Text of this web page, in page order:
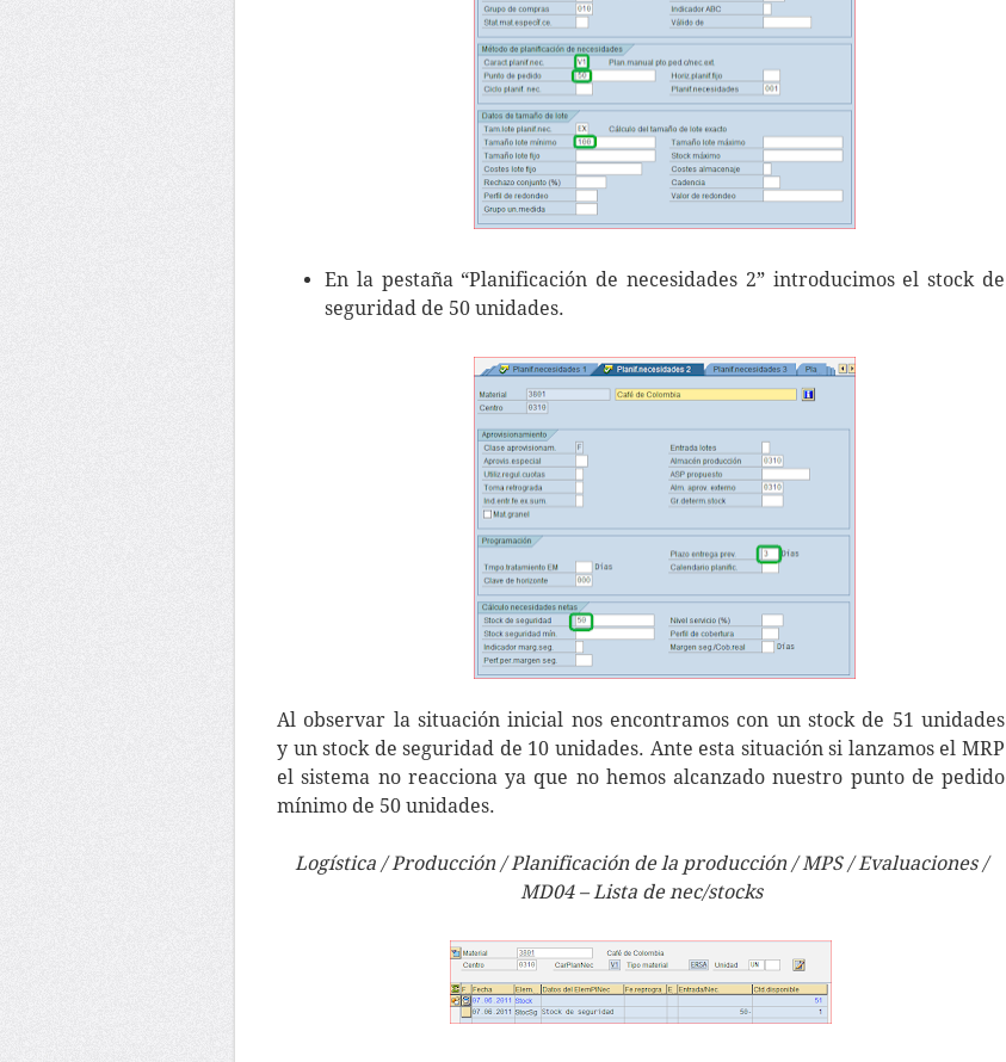
En la pestaña “Planificación de necesidades 2” introducimos el stock de
seguridad de 50 unidades.
Al observar la situación inicial nos encontramos con un stock de 51 unidades
y un stock de seguridad de 10 unidades. Ante esta situación si lanzamos el MRP
el sistema no reacciona ya que no hemos alcanzado nuestro punto de pedido
mínimo de 50 unidades.
Logística / Producción / Planificación de la producción / MPS / Evaluaciones /
MD04 – Lista de nec/stocks